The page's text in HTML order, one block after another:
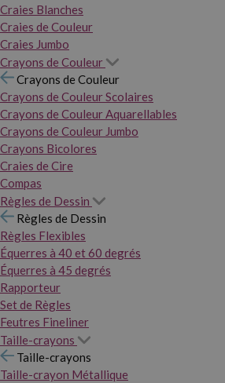
Craies Blanches
Craies de Couleur
Craies Jumbo
Crayons de Couleur
Crayons de Couleur
Crayons de Couleur Scolaires
Crayons de Couleur Aquarellables
Crayons de Couleur Jumbo
Crayons Bicolores
Craies de Cire
Compas
Règles de Dessin
Règles de Dessin
Règles Flexibles
Équerres à 40 et 60 degrés
Équerres à 45 degrés
Rapporteur
Set de Règles
Feutres Fineliner
Taille-crayons
Taille-crayons
Taille-crayon Métallique